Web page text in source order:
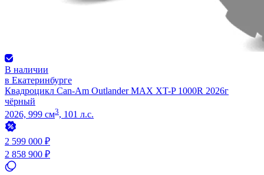
В наличии
в Екатеринбурге
Квадроцикл Can-Am Outlander MAX XT-P 1000R 2026г
чёрный
2026, 999 см3, 101 л.с.
2 599 000 ₽
2 858 900 ₽